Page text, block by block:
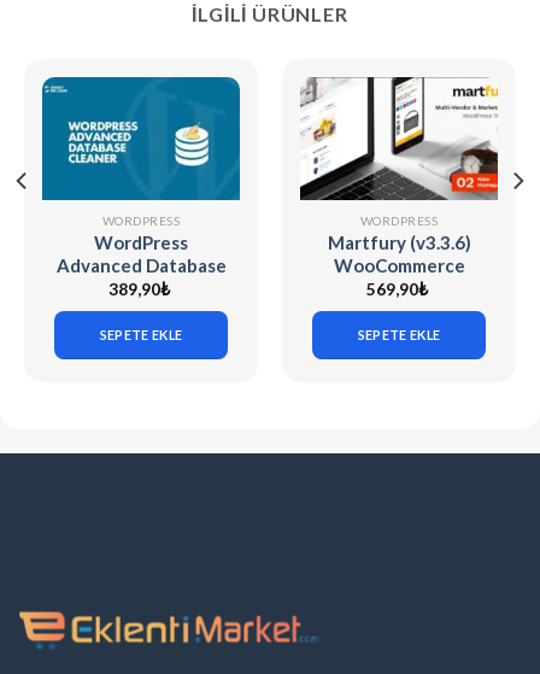
İLGILI ÜRÜNLER
WORDPRESS
WordPress
Advanced Database
Cleaner Pro (v4.0.6)
389,90₺
SEPETE EKLE
WORDPRESS
Martfury (v3.3.6)
WooCommerce
Marketplace
WordPress Theme
569,90₺
SEPETE EKLE